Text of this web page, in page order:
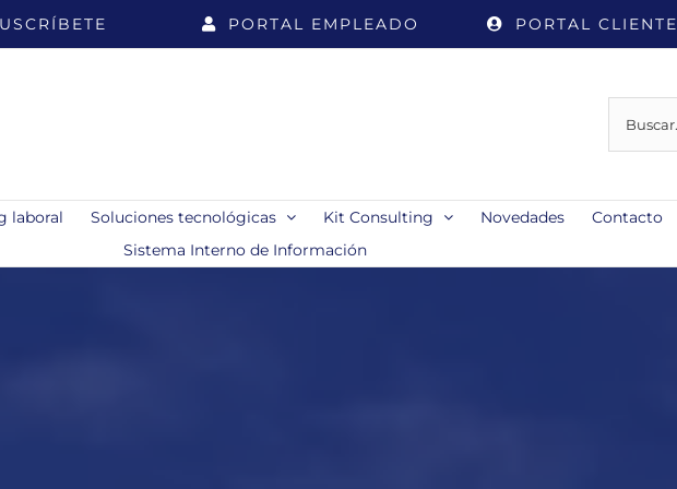
PORTAL EMPLEADO PORTAL CLIENTE
laboral Soluciones tecnológicas Kit Consulting Novedades Contacto
Sistema Interno de Información